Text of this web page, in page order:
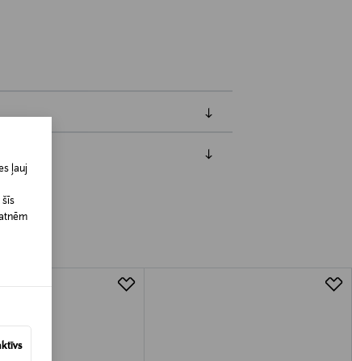
ļauj
šīs
iepriekš. Veselības un higiēnas
līdzekļiem, kas tiek atdoti